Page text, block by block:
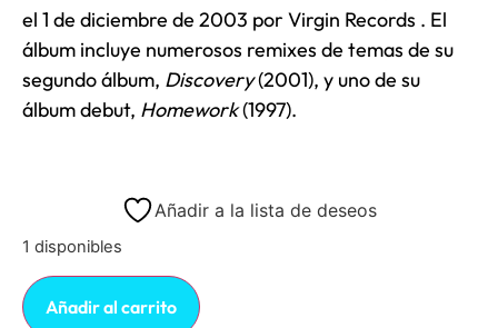
el 1 de diciembre de 2003 por Virgin Records . El
álbum incluye numerosos remixes de temas de su
segundo álbum, Discovery(2001), y uno de su
álbum debut, Homework(1997).
Añadir a la lista de deseos
1 disponibles
Añadir al carrito